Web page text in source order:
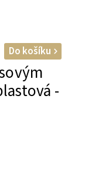
-
Do košíku